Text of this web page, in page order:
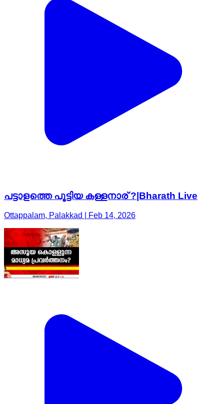
പട്ടാളത്തെ പൂട്ടിയ കള്ളനാര് ?|Bharath Live
Ottappalam, Palakkad | Feb 14, 2026